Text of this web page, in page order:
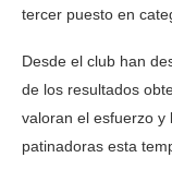
tercer puesto en
Desde el club han
de los resultados
valoran el esfuerzo y
patinadoras esta